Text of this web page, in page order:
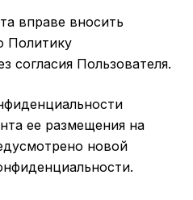
вправе вносить
Политику
согласия Пользователя.
ее размещения на
новой